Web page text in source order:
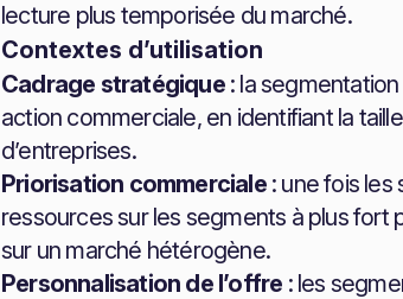
lecture plus temporisée du marché.
Contextes d’utilisation
Cadrage stratégique: la
action commerciale, en identifiant la
d’entreprises.
Priorisation commerciale: une fois les
ressources sur les segments à plus
sur un marché hétérogène.
Personnalisation de l’offre : les